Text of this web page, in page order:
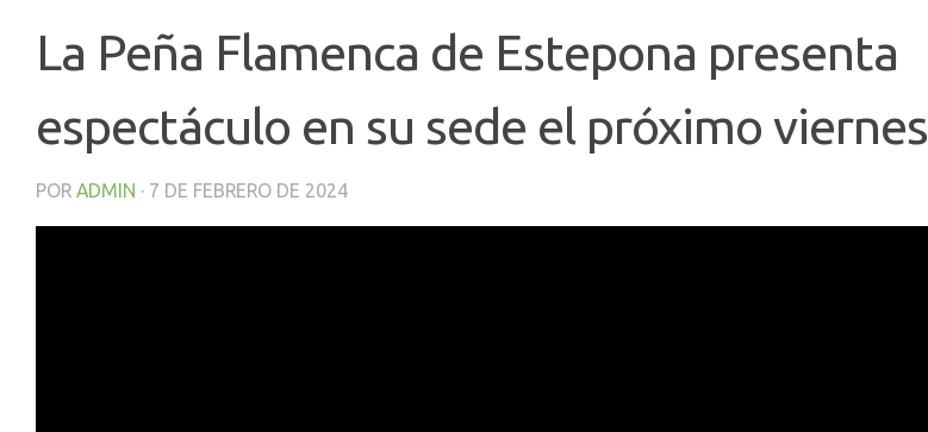
La Peña Flamenca de Estepona presenta
espectáculo en su sede el próximo viernes
POR ADMIN · 7 DE FEBRERO DE 2024